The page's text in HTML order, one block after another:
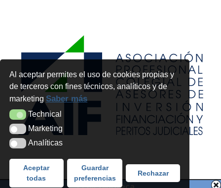
Al aceptar permites el uso de cookies propias y
de terceros con fines técnicos, analíticos y de
marketingSaber más
TechnicalTechnical
MarketingMarketing
AnalíticasAnalíticas
Aceptar
todas
Guardar
preferencias
Rechazar